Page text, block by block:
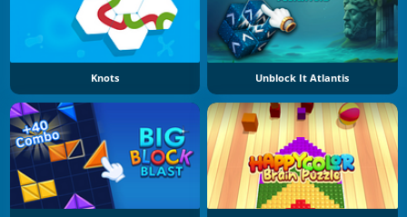
Knots Unblock It Atlantis